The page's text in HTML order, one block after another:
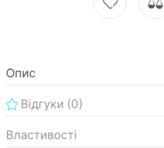
Опис
Відгуки (0)
Властивості